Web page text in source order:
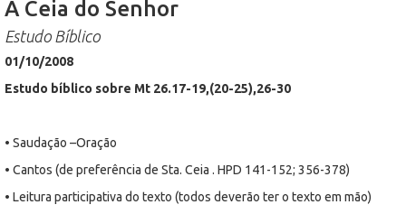
A Ceia do Senhor
Estudo Bíblico
01/10/2008
Estudo bíblico sobre Mt 26.17-19,(20-25),26-30
• Saudação –Oração
• Cantos (de preferência de Sta. Ceia . HPD 141-152; 356-378)
• Leitura participativa do texto (todos deverão ter o texto em mão)